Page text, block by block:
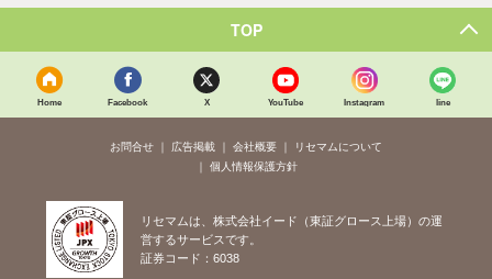
TOP
Home Facebook X YouTube Instagram line
お問合せ 広告掲載 会社概要
リセマムについて
個人情報保護方針
リセマムは、株式会社イード（東証グロース上場）の運
営するサービスです。
証券コード：6038